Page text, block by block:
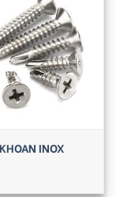
INOX